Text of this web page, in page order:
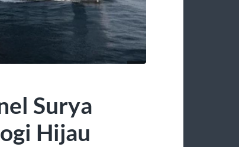
Surya
Hijau